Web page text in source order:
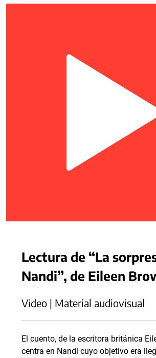
Lectura de “La
Nandi”, de Eileen
Video | Material audiovisual
El cuento, de la escritora británica
centra en Nandi cuyo objetivo era